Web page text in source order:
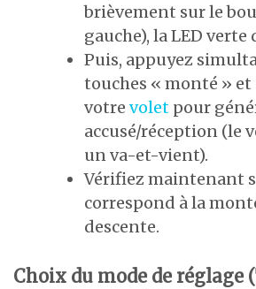
brièvement sur le
gauche), la LED verte
Puis, appuyez
touches « monté » et
votre volet pour
accusé/réception (le
un va-et-vient).
Vérifiez maintenant
correspond à la
descente.
Choix du mode de réglage